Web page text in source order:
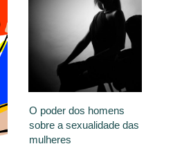
Leia Mais
O poder dos homens
sobre a sexualidade das
mulheres